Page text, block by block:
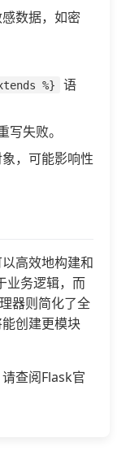
数据，如密
%}
语
失败。
，可能影响性
高效地构建和
业务逻辑，而
器则简化了全
创建更模块
查阅Flask官